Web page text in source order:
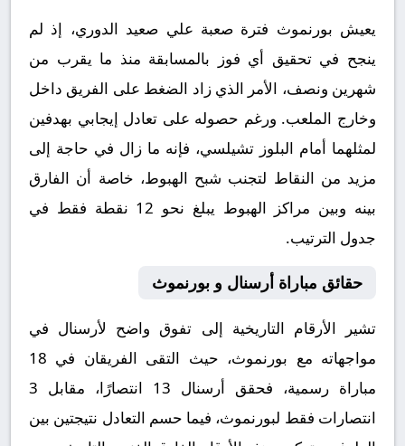
يعيش بورنموث فترة صعبة علي صعيد الدوري، إذ لم
ينجح في تحقيق أي فوز بالمسابقة منذ ما يقرب من
شهرين ونصف، الأمر الذي زاد الضغط على الفريق داخل
وخارج الملعب. ورغم حصوله على تعادل إيجابي بهدفين
لمثلهما أمام البلوز تشيلسي، فإنه ما زال في حاجة إلى
مزيد من النقاط لتجنب شبح الهبوط، خاصة أن الفارق
بينه وبين مراكز الهبوط يبلغ نحو 12 نقطة فقط في
جدول الترتيب.
حقائق مباراة أرسنال و بورنموث
تشير الأرقام التاريخية إلى تفوق واضح لأرسنال في
مواجهاته مع بورنموث، حيث التقى الفريقان في 18
مباراة رسمية، فحقق أرسنال 13 انتصارًا، مقابل 3
انتصارات فقط لبورنموث، فيما حسم التعادل نتيجتين بين